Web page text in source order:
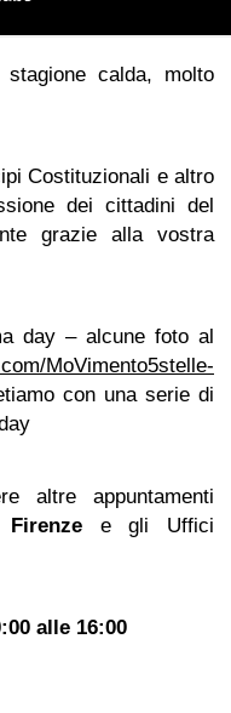
calda, molto
Costituzionali e altro
dei cittadini del
grazie alla vostra
day – alcune foto al
con una serie di
altre appuntamenti
Firenze e gli Uffici
alle 16:00